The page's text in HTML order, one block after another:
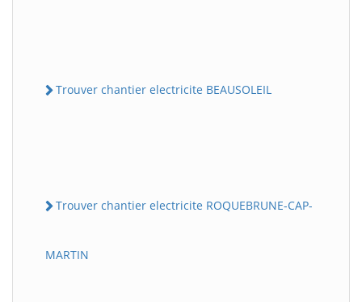
Trouver chantier electricite BEAUSOLEIL
Trouver chantier electricite ROQUEBRUNE-CAP-
MARTIN